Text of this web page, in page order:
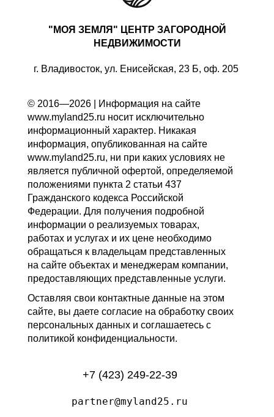
"МОЯ ЗЕМЛЯ" ЦЕНТР ЗАГОРОДНОЙ
НЕДВИЖИМОСТИ
г. Владивосток, ул. Енисейская, 23 Б, оф. 205
© 2016—2026 | Информация на сайте
www.myland25.ru носит исключительно
информационный характер. Никакая
информация, опубликованная на сайте
www.myland25.ru, ни при каких условиях не
является публичной офертой, определяемой
положениями пункта 2 статьи 437
Гражданского кодекса Российской
Федерации. Для получения подробной
информации о реализуемых товарах,
работах и услугах и их цене необходимо
обращаться к владельцам представленных
на сайте объектах и менеджерам компании,
предоставляющих представленные услуги.
Оставляя свои контактные данные на этом
сайте, вы даете согласие на обработку своих
персональных данных и соглашаетесь с
политикой конфиденциальности.
+7 (423) 249-22-39
partner@myland25.ru